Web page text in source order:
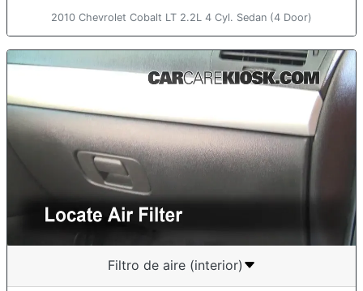
2010 Chevrolet Cobalt LT 2.2L 4 Cyl. Sedan (4 Door)
Filtro de aire (interior)